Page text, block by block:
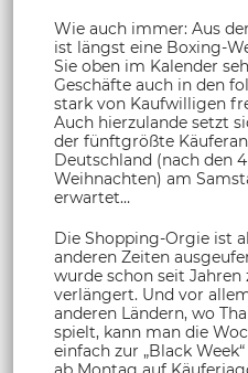
Wie auch immer: Aus
ist längst eine Boxing-
Sie oben im Kalender
Geschäfte auch in den
stark von Kaufwilligen
Auch hierzulande setzt
der fünftgrößte
Deutschland (nach den
Weihnachten) am
erwartet…
Die Shopping-Orgie ist
anderen Zeiten
wurde schon seit Jahren
verlängert. Und vor
anderen Ländern, wo
spielt, kann man die
einfach zur „Black